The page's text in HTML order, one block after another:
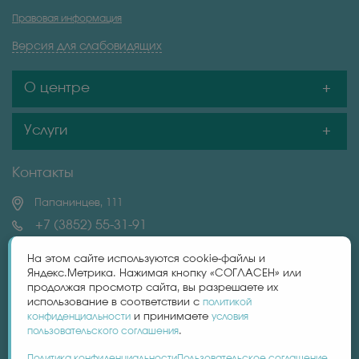
Правовая информация
Версия для слабовидящих
О центре
Услуги
Контакты
Папанинцев, 111
+7 (3852) 55-31-91
centrlaguna22@yandex.ru
На этом сайте используются cookie-файлы и
Яндекс.Метрика. Нажимая кнопку «СОГЛАСЕН» или
продолжая просмотр сайта, вы разрешаете их
использование в соответствии с политикой
конфиденциальности и принимаете условия
пользовательского соглашения.